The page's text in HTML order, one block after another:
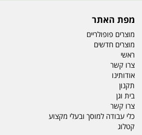
מפת האתר
מוצרים פופולריים
מוצרים חדשים
ראשי
צרו קשר
אודותינו
תקנון
בית וגן
צרו קשר
כלי עבודה למוסך ובעלי מקצוע
קטלוג